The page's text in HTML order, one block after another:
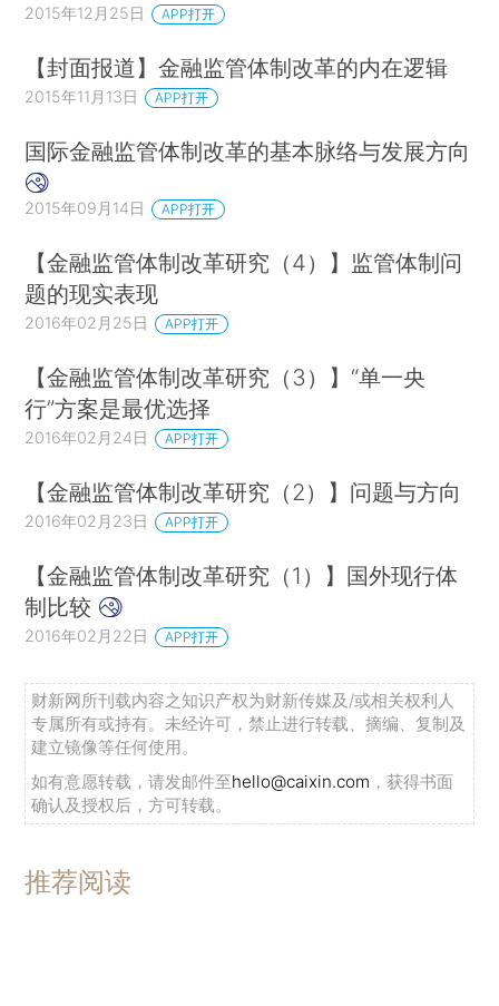
2015年12月25日 APP打开
【封面报道】金融监管体制改革的内在逻辑
2015年11月13日 APP打开
国际金融监管体制改革的基本脉络与发展方向
2015年09月14日 APP打开
【金融监管体制改革研究（4）】监管体制问
题的现实表现
2016年02月25日 APP打开
【金融监管体制改革研究（3）】“单一央
行”方案是最优选择
2016年02月24日 APP打开
【金融监管体制改革研究（2）】问题与方向
2016年02月23日 APP打开
【金融监管体制改革研究（1）】国外现行体
制比较
2016年02月22日 APP打开
财新网所刊载内容之知识产权为财新传媒及/或相关权利人
专属所有或持有。未经许可，禁止进行转载、摘编、复制及
建立镜像等任何使用。
如有意愿转载，请发邮件至hello@caixin.com ，获得书面
确认及授权后，方可转载。
推荐阅读